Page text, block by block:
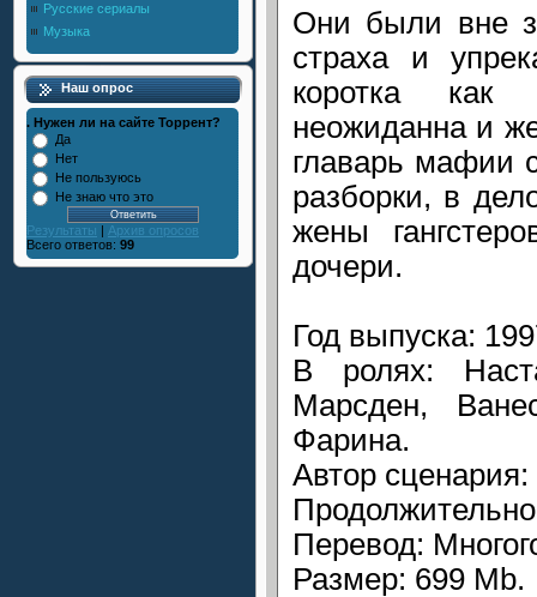
Русские сериалы
Музыка
Наш опрос
. Нужен ли на сайте Торрент?
Да
Нет
Не пользуюсь
Не знаю что это
Результаты | Архив опросов
Всего ответов: 99
Они были вне
страха и
коротка
неожиданна и
главарь мафии
разборки, в
жены
дочери.
Год выпуска:
В ролях:
Марсден,
Фарина.
Автор
Перевод:
Размер: 699 Mb.